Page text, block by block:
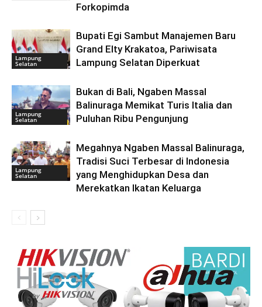
Forkopimda
Lampung
Selatan
Bupati Egi Sambut Manajemen Baru
Grand Elty Krakatoa, Pariwisata
Lampung Selatan Diperkuat
Lampung
Selatan
Bukan di Bali, Ngaben Massal
Balinuraga Memikat Turis Italia dan
Puluhan Ribu Pengunjung
Lampung
Selatan
Megahnya Ngaben Massal Balinuraga,
Tradisi Suci Terbesar di Indonesia
yang Menghidupkan Desa dan
Merekatkan Ikatan Keluarga